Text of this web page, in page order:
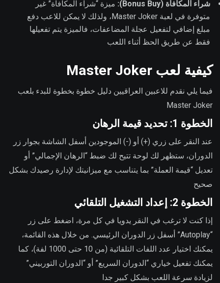
شراء المكافأة (Bonus Buy):
ميزة “شراء المكافأة” غير
متوفرة في لعبة Master Joker، ولذلك لا يمكن للاعب دفع
مبلغ إضافي لتفعيل عجلة المضاعفات، فالميزة يتم تفعيلها
فقط عن طريق الحظ أثناء اللعب
كيفية لعب Master Joker
فيما يلي نقدم للاعبين العراقيين دليل خطوة بخطوة للبدء بلعب
Master Joker
الخطوة 1: تحديد قيمة الرهان
عند النقر على زري (+) أو (-) الموجودين أسفل الشاشة بجوار زر
الدوران، ستظهر لك لوحة تتيح لك ضبط “الرهان الإجمالي” أو
تعديل “قيمة العملة” بما يتناسب مع ميزانيتك لإدارة رصيدك بشكل
صحيح
الخطوة 2: إعداد التشغيل التلقائي
إذا كنت لا ترغب في النقر يدويا في كل مرة، اضغط على زر
“Autoplay” أسفل زر الدوران الرئيسي. من خلال هذه القائمة،
يمكنك اختيار عدد اللفات التلقائية (من 10 حتى 1000 لفة)، كما
يمكنك تفعيل خياري “الدوران السريع” أو “الدوران التوربيني”
لزيادة سرعة اللعب بشكل كبير جدا